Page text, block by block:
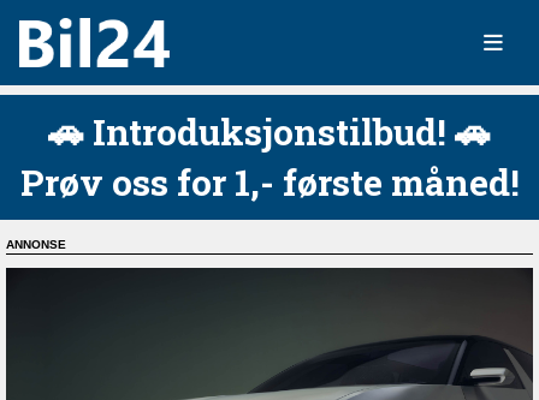
🚗 Introduksjonstilbud! 🚗
Prøv oss for 1,- første måned!